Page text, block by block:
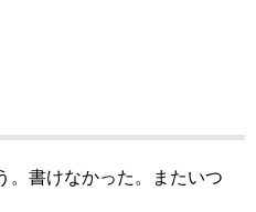
。書けなかった。またいつ